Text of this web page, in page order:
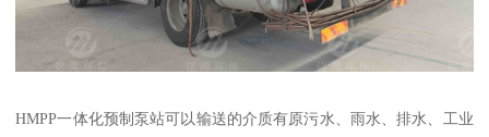
HMPP一体化预制泵站可以输送的介质有原污水、雨水、排水、工业